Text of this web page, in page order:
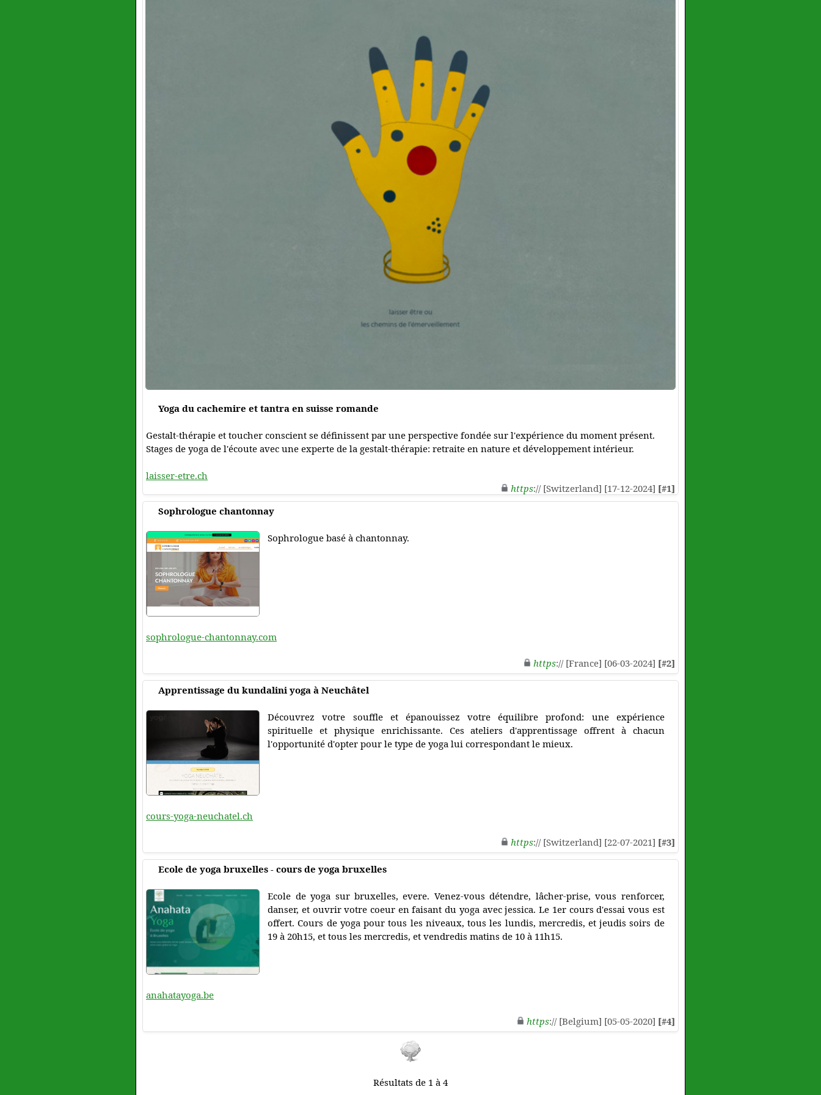
Yoga du cachemire et tantra en suisse romande
Gestalt-thérapie et toucher conscient se définissent par une perspective fondée sur l'expérience du moment présent.
Stages de yoga de l'écoute avec une experte de la gestalt-thérapie: retraite en nature et développement intérieur.
laisser-etre.ch
https:// [Switzerland] [17-12-2024] [#1]
Sophrologue chantonnay
Sophrologue basé à chantonnay.
sophrologue-chantonnay.com
https:// [France] [06-03-2024] [#2]
Apprentissage du kundalini yoga à Neuchâtel
Découvrez votre souffle et épanouissez votre équilibre profond: une expérience
spirituelle et physique enrichissante. Ces ateliers d'apprentissage offrent à chacun
l'opportunité d'opter pour le type de yoga lui correspondant le mieux.
cours-yoga-neuchatel.ch
https:// [Switzerland] [22-07-2021] [#3]
Ecole de yoga bruxelles - cours de yoga bruxelles
Ecole de yoga sur bruxelles, evere. Venez-vous détendre, lâcher-prise, vous renforcer,
danser, et ouvrir votre coeur en faisant du yoga avec jessica. Le 1er cours d'essai vous est
offert. Cours de yoga pour tous les niveaux, tous les lundis, mercredis, et jeudis soirs de
19 à 20h15, et tous les mercredis, et vendredis matins de 10 à 11h15.
anahatayoga.be
https:// [Belgium] [05-05-2020] [#4]
Résultats de 1 à 4